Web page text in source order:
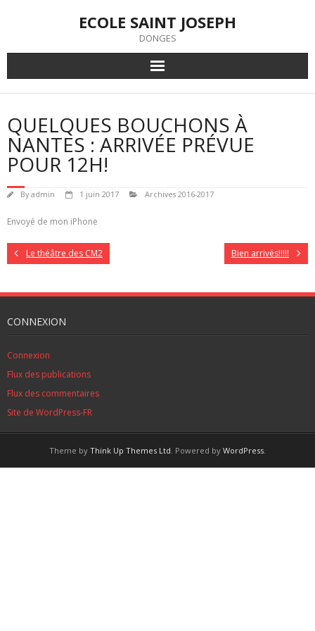
ECOLE SAINT JOSEPH
DONGES
QUELQUES BOUCHONS À
NANTES : ARRIVÉE PRÉVUE
POUR 12H!
Byadmin 1 juin 2017 Archives 2016-2017
Envoyé de mon iPhone
Le théâtre des CM2 Bien arrivés!!!!!
CONNEXION
Connexion
Flux des publications
Flux des commentaires
Site de WordPress-FR
Theme by Think Up Themes Ltd. Powered by WordPress.